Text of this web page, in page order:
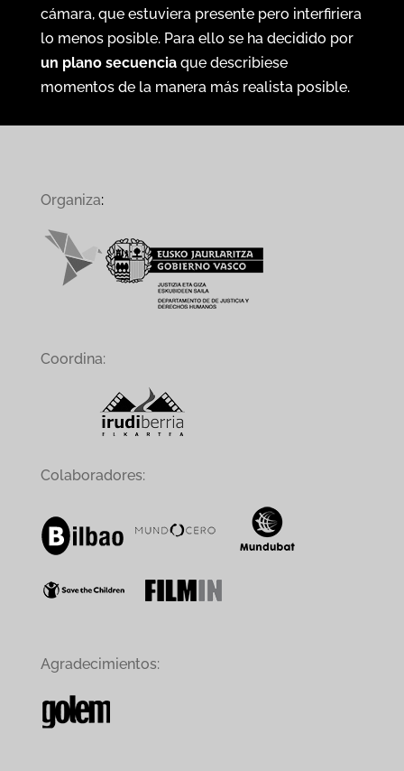
cámara, que estuviera presente pero interfiriera
lo menos posible. Para ello se ha decidido por
un plano secuenciaque describiese
momentos de la manera más realista posible.
Organiza:
Coordina:
Colaboradores:
Agradecimientos: